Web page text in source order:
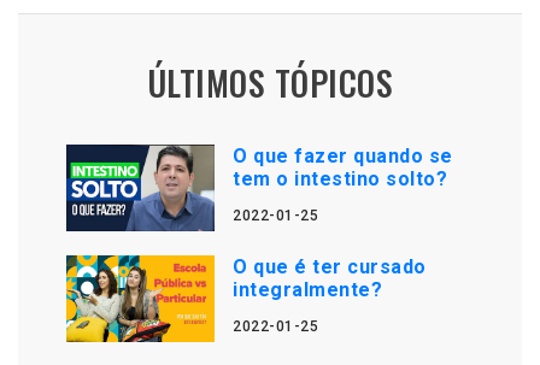
ÚLTIMOS TÓPICOS
O que fazer quando se
tem o intestino solto?
2022-01-25
O que é ter cursado
integralmente?
2022-01-25